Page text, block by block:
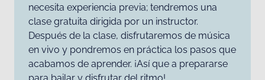
necesita experiencia previa; tendremos una
clase gratuita dirigida por un instructor.
Después de la clase, disfrutaremos de música
en vivo y pondremos en práctica los pasos que
acabamos de aprender. ¡Así que a prepararse